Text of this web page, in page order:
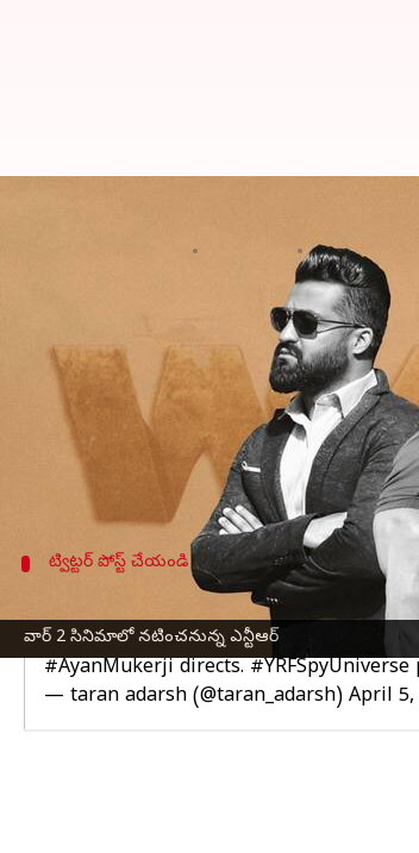
వార్ 2 సినిమాలో నటించనున్న ఎన్టీఆర్
బాలీవుడ్ మూవీలో బాద్ షా:
12:05 pm
జూనియర్ ఎన్టీఆర్బాలీవుడ్ అరంగేట్రం
హృతిక్ రోషన్ హీరోగా నటిస్తున్న వార్ 2
బయటపెట్టాడు.
వార్ 2 సినిమాను బ్రహ్మాస్త్రం ఫేమ్,
అదలా ఉంచితే ప్రస్తుతం కొరటాల శివ
ట్విట్టర్ పోస్ట్ చేయండి
హృతిక్ రోషన్ తో నటించనున్న
IT’S OFFICIAL… HRITHIK - JR NTR IN
#AyanMukerji directs. #YRFSpyUniverse
— taran adarsh (@taran_adarsh) April 5,